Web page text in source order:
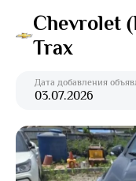
Chevrolet
Trax
Дата добавления
03.07.2026